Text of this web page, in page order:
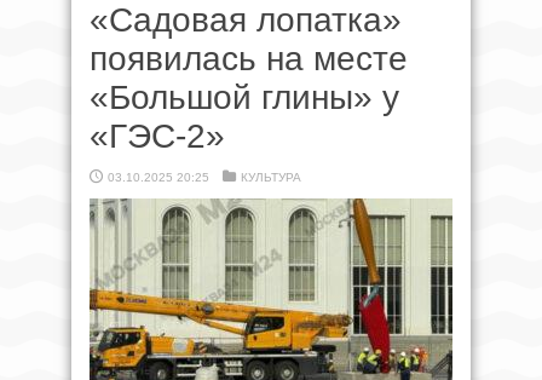
«Садовая лопатка»
появилась на месте
«Большой глины» у
«ГЭС-2»
03.10.2025 20:25 КУЛЬТУРА